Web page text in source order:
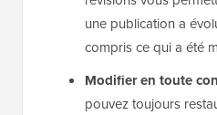
une publication a
compris ce qui a été
Modifier en toute
pouvez toujours